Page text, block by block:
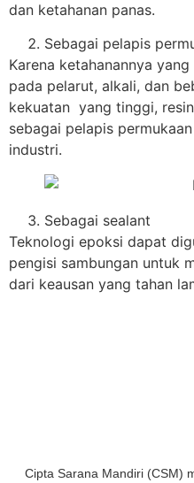
dan ketahanan panas.
Sebagai pelapis
Karena ketahanannya
pada pelarut, alkali, dan
kekuatan yang tinggi,
sebagai pelapis
industri.
Sebagai sealant
Teknologi epoksi dapat
pengisi sambungan untuk
dari keausan yang tahan
Cipta Sarana Mandiri (CSM)